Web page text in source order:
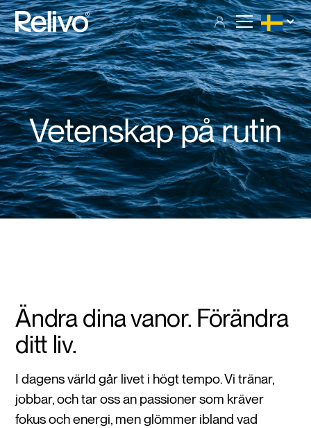
Vetenskap på rutin
Ändra dina vanor. Förändra
ditt liv.
I dagens värld går livet i högt tempo. Vi tränar,
jobbar, och tar oss an passioner som kräver
fokus och energi, men glömmer ibland vad